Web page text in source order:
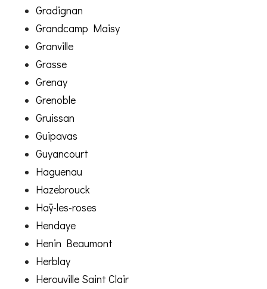
Gradignan
Grandcamp Maisy
Granville
Grasse
Grenay
Grenoble
Gruissan
Guipavas
Guyancourt
Haguenau
Hazebrouck
Haÿ-les-roses
Hendaye
Henin Beaumont
Herblay
Herouville Saint Clair